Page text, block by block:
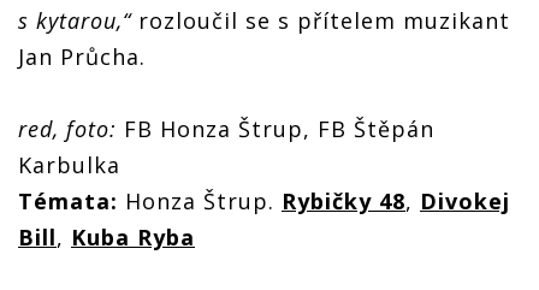
s kytarou,“rozloučil se s přítelem muzikant
Jan Průcha.
red, foto: FB Honza Štrup, FB Štěpán
Karbulka
Témata: Honza Štrup. Rybičky 48, Divokej
Bill, Kuba Ryba